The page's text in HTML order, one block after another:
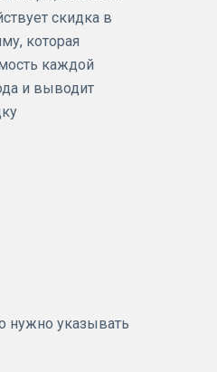
скидка в
которая
каждой
и выводит
нужно указывать